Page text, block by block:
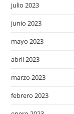
julio 2023
junio 2023
mayo 2023
abril 2023
marzo 2023
febrero 2023